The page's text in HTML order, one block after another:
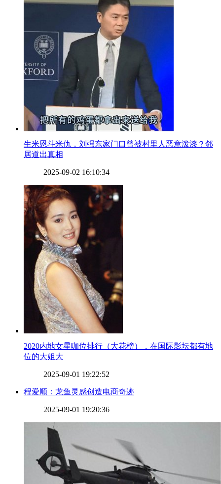
​生米恩斗米仇，刘强东家门口曾被村里人恶意泼漆？邻
居道出真相
2025-09-02 16:10:34
​2020内地女星咖位排行（大花榜），在国际影坛都有地
位的大姐大
2025-09-01 19:22:52
​程爱顺：龙鱼灵感创造电商奇迹
2025-09-01 19:20:36